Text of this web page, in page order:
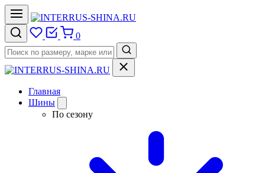
0
Главная
Шины
По сезону